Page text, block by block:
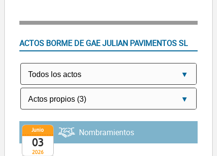
ACTOS BORME DE GAE JULIAN PAVIMENTOS SL
2026
Junio
03
Nombramientos